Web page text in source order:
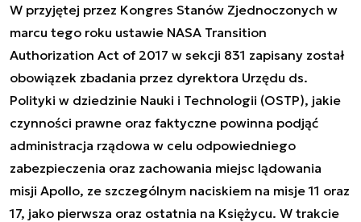
W przyjętej przez Kongres Stanów Zjednoczonych w
marcu tego roku ustawie NASA Transition
Authorization Act of 2017 w sekcji 831 zapisany został
obowiązek zbadania przez dyrektora Urzędu ds.
Polityki w dziedzinie Nauki i Technologii (OSTP), jakie
czynności prawne oraz faktyczne powinna podjąć
administracja rządowa w celu odpowiedniego
zabezpieczenia oraz zachowania miejsc lądowania
misji Apollo, ze szczególnym naciskiem na misje 11 oraz
17, jako pierwsza oraz ostatnia na Księżycu. W trakcie